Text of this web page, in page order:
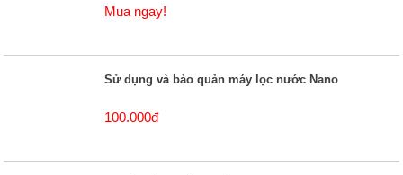
Mua ngay!
Sử dụng và bảo quản máy lọc nước Nano
100.000đ